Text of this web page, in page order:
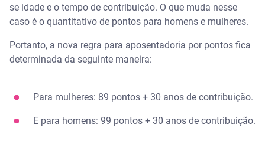
se idade e o tempo de contribuição. O que muda nesse
caso é o quantitativo de pontos para homens e mulheres.
Portanto, a nova regra para aposentadoria por pontos fica
determinada da seguinte maneira:
Para mulheres: 89 pontos + 30 anos de contribuição.
E para homens: 99 pontos + 30 anos de contribuição.